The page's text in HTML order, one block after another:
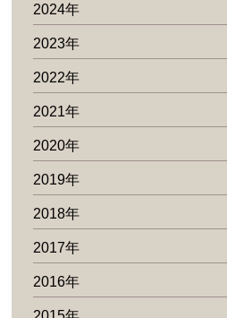
2024年
2023年
2022年
2021年
2020年
2019年
2018年
2017年
2016年